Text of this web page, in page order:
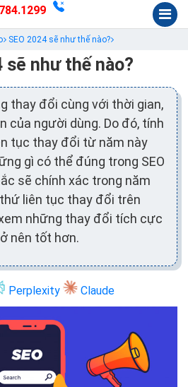
SEO 2024 sẽ như thế nào?
sẽ như thế nào?
thay đổi cùng với thời gian,
của người dùng. Do đó, tính
tục thay đổi từ năm này
gì có thể đúng trong SEO
sẽ chính xác trong năm
liên tục thay đổi trên
những thay đổi tích cực
nên tốt hơn.
Perplexity Claude